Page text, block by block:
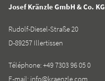
Josef Kränzle GmbH & Co. KG
Rudolf-Diesel-Straße 20
D-89257 Illertissen
Téléphone:+49 7303 96 05 0
E-mail: info@kraenzle.com